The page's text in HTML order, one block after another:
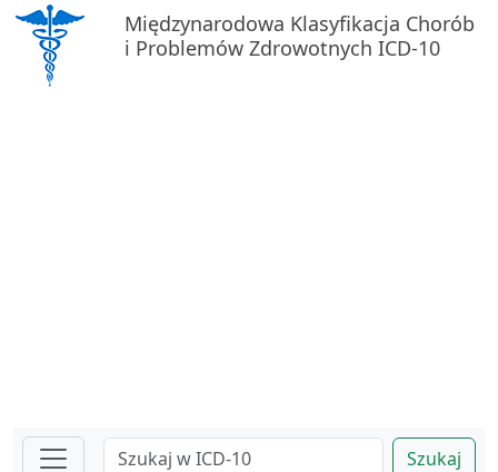
Międzynarodowa Klasyfikacja Chorób
i Problemów Zdrowotnych ICD-10
Szukaj